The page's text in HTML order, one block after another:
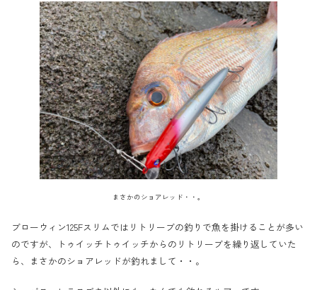
まさかのショアレッド・・。
ブローウィン125Fスリムではリトリーブの釣りで魚を掛けることが多い
のですが、トゥイッチトゥイッチからのリトリーブを繰り返していた
ら、まさかのショアレッドが釣れまして・・。